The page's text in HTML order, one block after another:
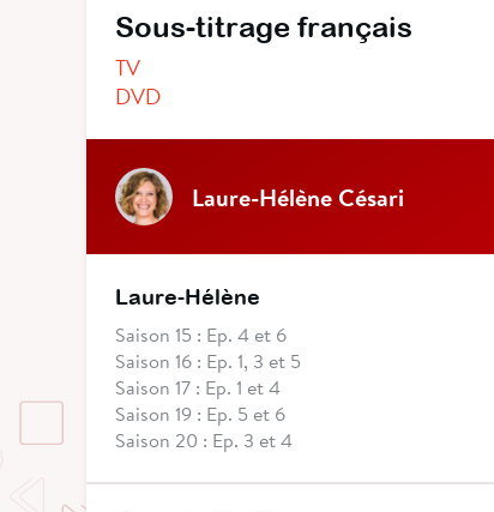
Sous-titrage français
TV
DVD
Laure-Hélène Césari
Laure-Hélène
Saison 15 : Ep. 4 et 6
Saison 16 : Ep. 1, 3 et 5
Saison 17 : Ep. 1 et 4
Saison 19 : Ep. 5 et 6
Saison 20 : Ep. 3 et 4